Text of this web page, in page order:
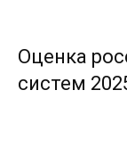
Оценка
систем